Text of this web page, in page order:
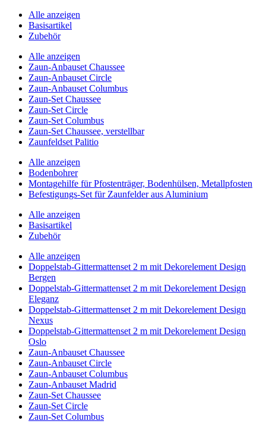
Alle anzeigen
Basisartikel
Zubehör
Alle anzeigen
Zaun-Anbauset Chaussee
Zaun-Anbauset Circle
Zaun-Anbauset Columbus
Zaun-Set Chaussee
Zaun-Set Circle
Zaun-Set Columbus
Zaun-Set Chaussee, verstellbar
Zaunfeldset Palitio
Alle anzeigen
Bodenbohrer
Montagehilfe für Pfostenträger, Bodenhülsen, Metallpfosten
Befestigungs-Set für Zaunfelder aus Aluminium
Alle anzeigen
Basisartikel
Zubehör
Alle anzeigen
Doppelstab-Gittermattenset 2 m mit Dekorelement Design
Bergen
Doppelstab-Gittermattenset 2 m mit Dekorelement Design
Eleganz
Doppelstab-Gittermattenset 2 m mit Dekorelement Design
Nexus
Doppelstab-Gittermattenset 2 m mit Dekorelement Design
Oslo
Zaun-Anbauset Chaussee
Zaun-Anbauset Circle
Zaun-Anbauset Columbus
Zaun-Anbauset Madrid
Zaun-Set Chaussee
Zaun-Set Circle
Zaun-Set Columbus